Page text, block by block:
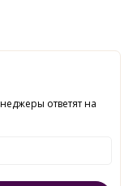
ответят на